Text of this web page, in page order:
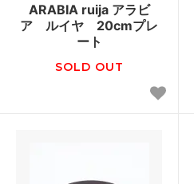
ARABIA ruija アラビ
ア ルイヤ 20cmプレ
ート
SOLD OUT